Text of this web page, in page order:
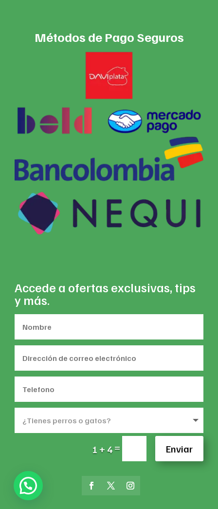
Métodos de Pago Seguros
Accede a ofertas exclusivas, tips
y más.
1 + 4= Enviar